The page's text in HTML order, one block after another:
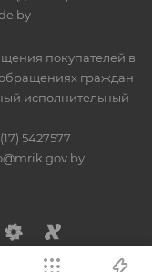
покупателей в
обращениях граждан
исполнительный
5427577